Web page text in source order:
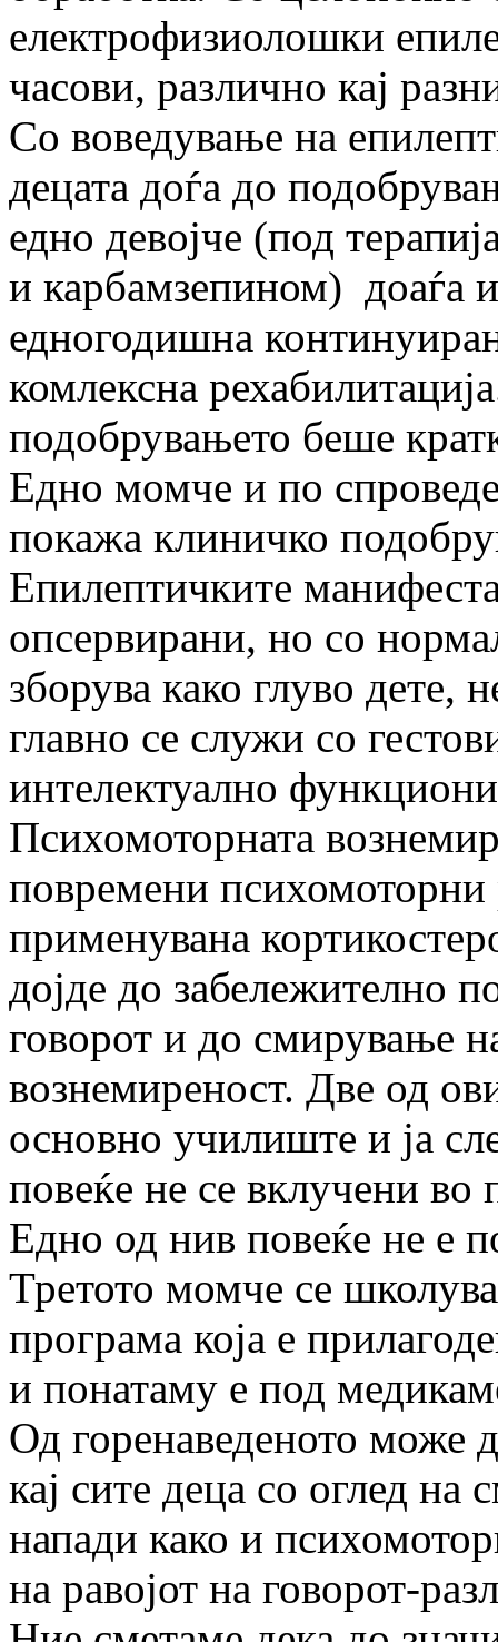
електрофизиолошки
часови, различно кај
Со воведување на
децата доѓа до
едно девојче (под
и карбамзепином) доаѓа
едногодишна
комлексна
подобрувањето беше
Едно момче и по
покажа клиничко
Епилептичките
опсервирани, но со
зборува како глуво дете,
главно се служи со
интелектуално
Психомоторната
повремени
применувана
дојде до забележително
говорот и до смирување
вознемиреност. Две од
основно училиште и ја
повеќе не се вклучени во
Едно од нив повеќе не е
Третото момче се
програма која е
и понатаму е под
Од горенаведеното може
кај сите деца со оглед
напади како и
на равојот на говорот-